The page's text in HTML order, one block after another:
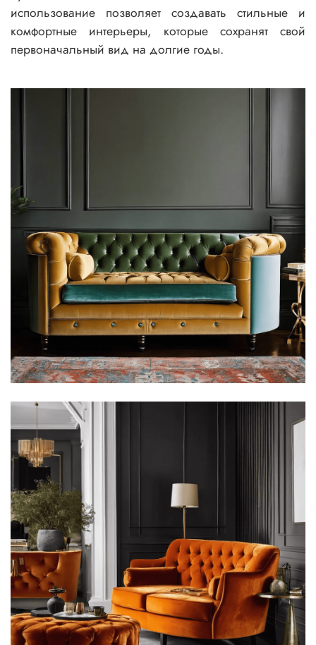
использование позволяет создавать стильные и
комфортные интерьеры, которые сохранят свой
первоначальный вид на долгие годы.